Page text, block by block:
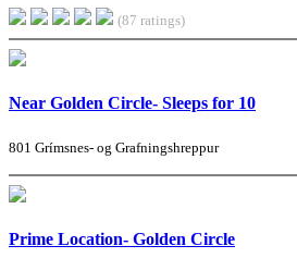
(87 ratings)
Near Golden Circle- Sleeps for 10
801 Grímsnes- og Grafningshreppur
Prime Location- Golden Circle